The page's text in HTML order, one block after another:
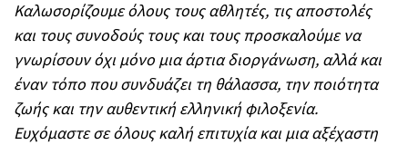
Καλωσορίζουμε όλους τους αθλητές, τις αποστολές
και τους συνοδούς τους και τους προσκαλούμε να
γνωρίσουν όχι μόνο μια άρτια διοργάνωση, αλλά και
έναν τόπο που συνδυάζει τη θάλασσα, την ποιότητα
ζωής και την αυθεντική ελληνική φιλοξενία.
Ευχόμαστε σε όλους καλή επιτυχία και μια αξέχαστη